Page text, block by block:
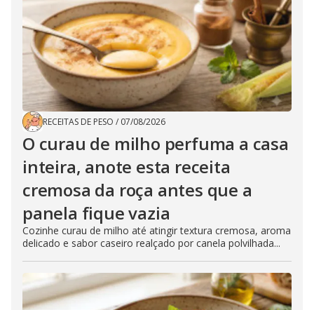
RECEITAS DE PESO / 07/08/2026
O curau de milho perfuma a casa
inteira, anote esta receita
cremosa da roça antes que a
panela fique vazia
Cozinhe curau de milho até atingir textura cremosa, aroma
delicado e sabor caseiro realçado por canela polvilhada...